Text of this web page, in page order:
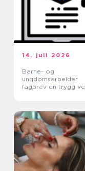
14. juli 2026
Barne- og
ungdomsarbeider
fagbrev en trygg vei til